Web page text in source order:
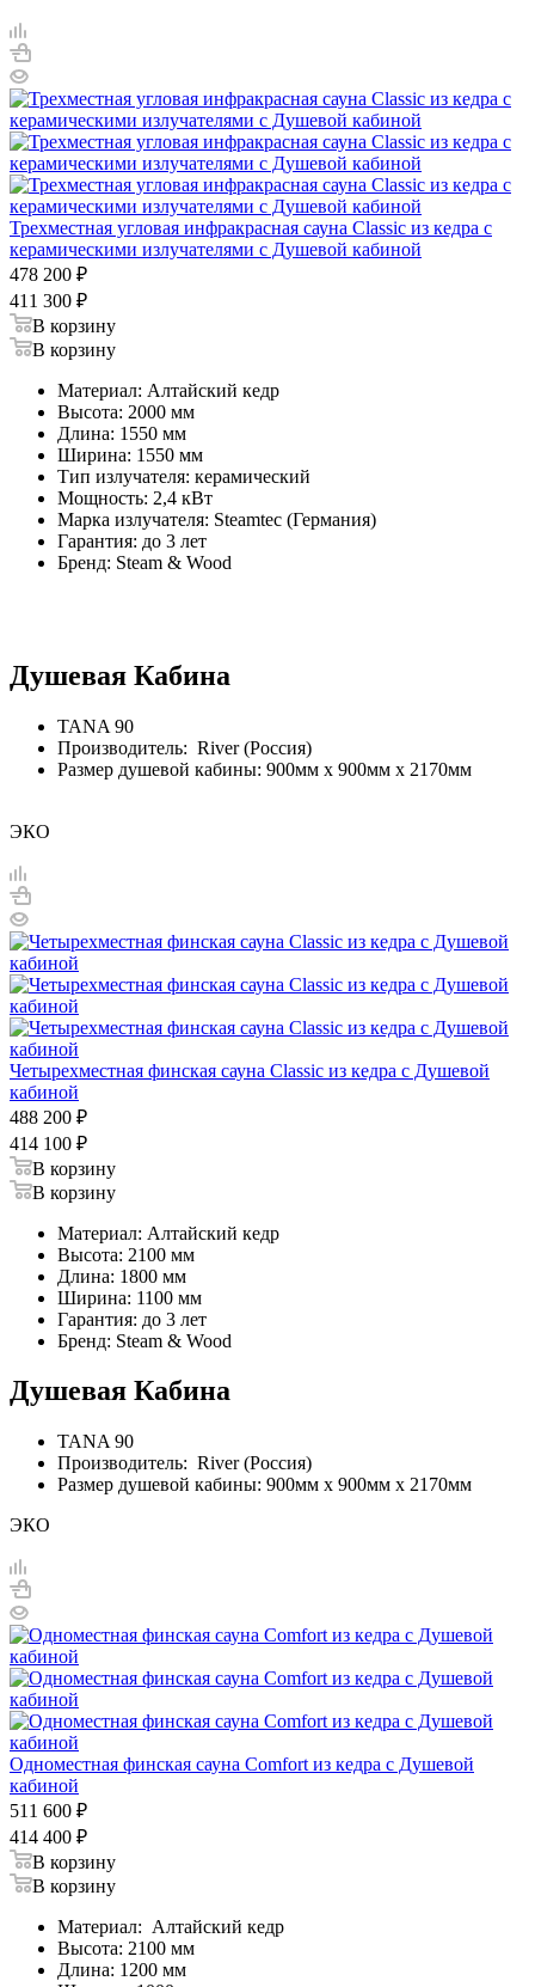
Трехместная угловая инфракрасная сауна Classic из кедра с
керамическими излучателями с Душевой кабиной
478 200 ₽
411 300 ₽
В корзину
В корзину
Материал: Алтайский кедр
Высота: 2000 мм
Длина: 1550 мм
Ширина: 1550 мм
Тип излучателя: керамический
Мощность: 2,4 кВт
Марка излучателя: Steamtec (Германия)
Гарантия: до 3 лет
Бренд: Steam & Wood
Душевая Кабина
TANA 90
Производитель: River (Россия)
Размер душевой кабины: 900мм х 900мм х 2170мм
ЭКО
Четырехместная финская сауна Classic из кедра с Душевой
кабиной
488 200 ₽
414 100 ₽
В корзину
В корзину
Материал: Алтайский кедр
Высота: 2100 мм
Длина: 1800 мм
Ширина: 1100 мм
Гарантия: до 3 лет
Бренд: Steam & Wood
Душевая Кабина
TANA 90
Производитель: River (Россия)
Размер душевой кабины: 900мм х 900мм х 2170мм
ЭКО
Одноместная финская сауна Comfort из кедра с Душевой
кабиной
511 600 ₽
414 400 ₽
В корзину
В корзину
Материал: Алтайский кедр
Высота: 2100 мм
Длина: 1200 мм